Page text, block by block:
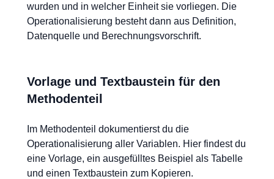
wurden und in welcher Einheit sie vorliegen. Die
Operationalisierung besteht dann aus Definition,
Datenquelle und Berechnungsvorschrift.
Vorlage und Textbaustein für den
Methodenteil
Im Methodenteil dokumentierst du die
Operationalisierung aller Variablen. Hier findest du
eine Vorlage, ein ausgefülltes Beispiel als Tabelle
und einen Textbaustein zum Kopieren.